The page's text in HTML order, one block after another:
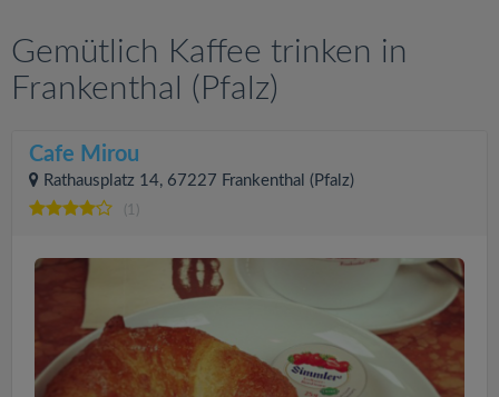
Gemütlich Kaffee trinken in
Frankenthal (Pfalz)
Cafe Mirou
Rathausplatz 14, 67227 Frankenthal (Pfalz)
(1)